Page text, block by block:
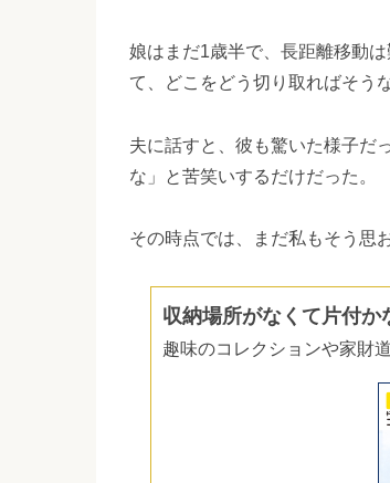
娘はまだ1歳半で、長距離移動
て、どこをどう切り取ればそう
夫に話すと、彼も驚いた様子だ
な」と苦笑いするだけだった。
その時点では、まだ私もそう思
収納場所がなくて片付か
趣味のコレクションや家財